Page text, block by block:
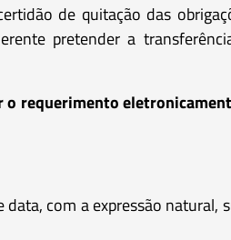
de quitação das
pretender a
o requerimento
com a expressão natural,